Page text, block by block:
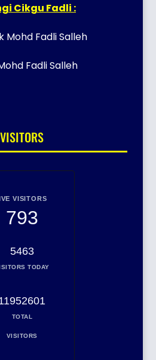
Cikgu Fadli :
Mohd Fadli Salleh
Fadli Salleh
VISITORS
VISITORS
793
5463
TODAY
TOTAL
VISITORS